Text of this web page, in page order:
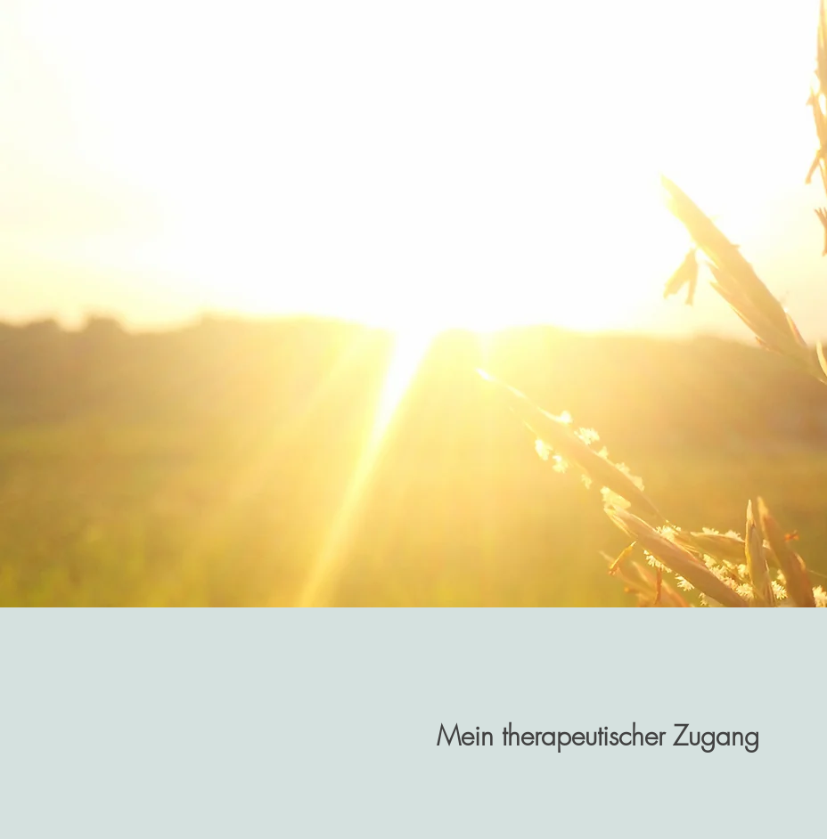
Mein therapeutischer Zugang